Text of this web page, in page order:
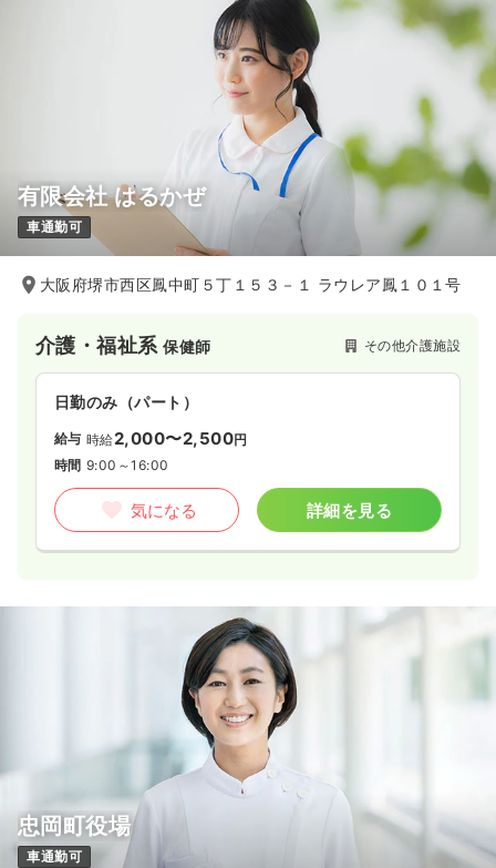
有限会社 はるかぜ
車通勤可
大阪府堺市西区鳳中町５丁１５３－１ ラウレア鳳１０１号
介護・福祉系保健師 その他介護施設
日勤のみ（パート）
給与 時給2,000〜2,500円
時間 9:00～16:00
気になる 詳細を見る
忠岡町役場
車通勤可